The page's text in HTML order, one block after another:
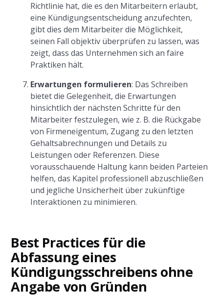
Richtlinie hat, die es den Mitarbeitern erlaubt,
eine Kündigungsentscheidung anzufechten,
gibt dies dem Mitarbeiter die Möglichkeit,
seinen Fall objektiv überprüfen zu lassen, was
zeigt, dass das Unternehmen sich an faire
Praktiken hält.
Erwartungen formulieren: Das Schreiben
bietet die Gelegenheit, die Erwartungen
hinsichtlich der nächsten Schritte für den
Mitarbeiter festzulegen, wie z. B. die Rückgabe
von Firmeneigentum, Zugang zu den letzten
Gehaltsabrechnungen und Details zu
Leistungen oder Referenzen. Diese
vorausschauende Haltung kann beiden Parteien
helfen, das Kapitel professionell abzuschließen
und jegliche Unsicherheit über zukünftige
Interaktionen zu minimieren.
Best Practices für die
Abfassung eines
Kündigungsschreibens ohne
Angabe von Gründen